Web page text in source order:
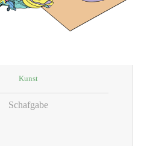
Kunst
Schafgabe